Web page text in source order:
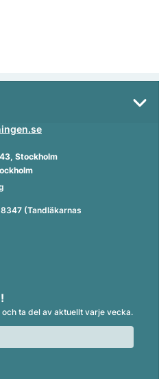
Stockholm
(Tandläkarnas
ta del av aktuellt varje vecka.